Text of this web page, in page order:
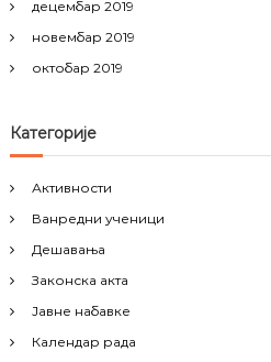
децембар 2019
новембар 2019
октобар 2019
Категорије
Активности
Ванредни ученици
Дешавања
Законска акта
Јавне набавке
Календар рада